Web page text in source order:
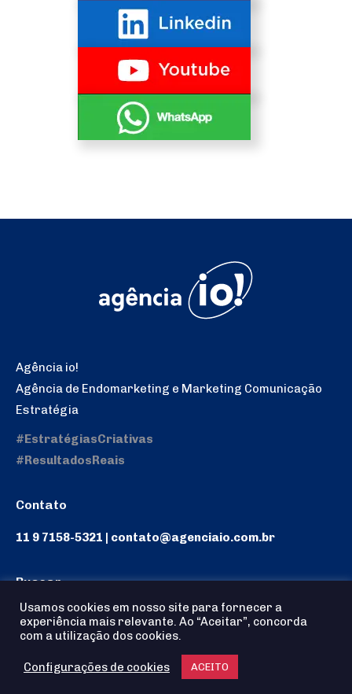
Agência io!
Agência de Endomarketing e Marketing Comunicação
Estratégia
#EstratégiasCriativas
#ResultadosReais
Contato
11 9 7158-5321 | contato@agenciaio.com.br
Buscar
Search:
Usamos cookies em nosso site para fornecer a
experiência mais relevante. Ao “Aceitar”, concorda
com a utilização dos cookies.
Configurações de cookies ACEITO